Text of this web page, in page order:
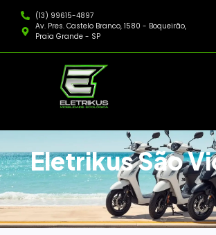
(13) 99615-4897
Av. Pres. Castelo Branco, 1580 - Boqueirão,
Praia Grande - SP
Eletrikus São